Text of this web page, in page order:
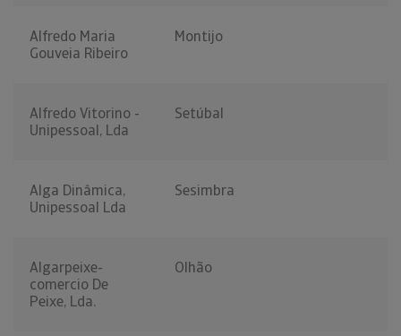
Alfredo Maria
Gouveia Ribeiro
Montijo
Alfredo Vitorino -
Unipessoal, Lda
Setúbal
Alga Dinâmica,
Unipessoal Lda
Sesimbra
Algarpeixe-
comercio De
Peixe, Lda.
Olhão